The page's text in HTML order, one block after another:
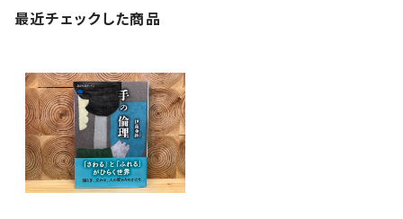
最近チェックした商品